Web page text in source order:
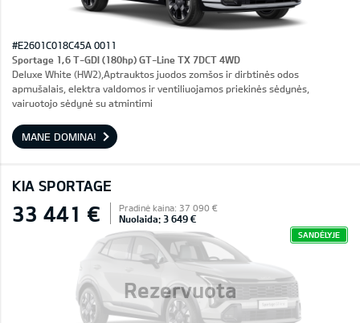
#E2601C018C45A 0011
Sportage 1,6 T-GDI (180hp) GT-Line TX 7DCT 4WD
Deluxe White (HW2),Aptrauktos juodos zomšos ir dirbtinės odos
apmušalais, elektra valdomos ir ventiliuojamos priekinės sėdynės,
vairuotojo sėdynė su atmintimi
MANE DOMINA!
KIA SPORTAGE
Rezervuota
33 441 € Pradinė kaina: 37 090 €
Nuolaida: 3 649 €
SANDĖLYJE